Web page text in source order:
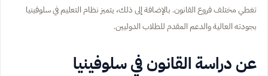
تغطي مختلف فروع القانون. بالإضافة إلى ذلك، يتميز نظام التعليم في سلوفينيا
بجودته العالية والدعم المقدم للطلاب الدوليين.
عن دراسة القانون في سلوفينيا